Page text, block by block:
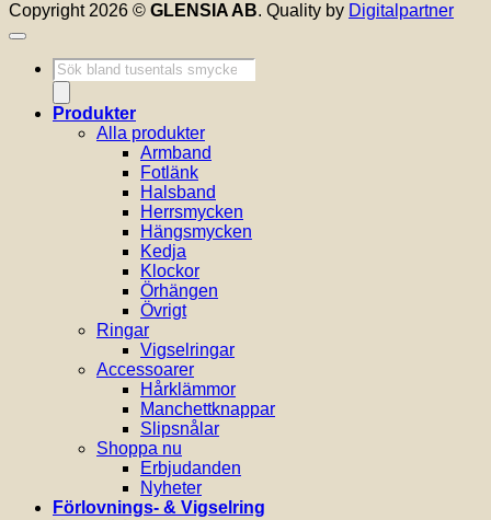
Copyright 2026 © GLENSIA AB. Quality by Digitalpartner
Produktsökning
Produkter
Alla produkter
Armband
Fotlänk
Halsband
Herrsmycken
Hängsmycken
Kedja
Klockor
Örhängen
Övrigt
Ringar
Vigselringar
Accessoarer
Hårklämmor
Manchettknappar
Slipsnålar
Shoppa nu
Erbjudanden
Nyheter
Förlovnings- & Vigselring